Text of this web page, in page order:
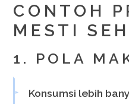
CONTOH
MESTI
1. POLA
Konsumsi lebih